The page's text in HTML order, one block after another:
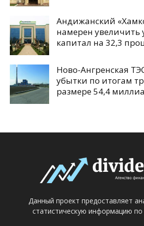
Андижанский
намерен увеличить
капитал на 32,3
Ново-Ангренская
убытки по итогам
размере 54,4
Данный проект предоставляет
статистическую информацию по